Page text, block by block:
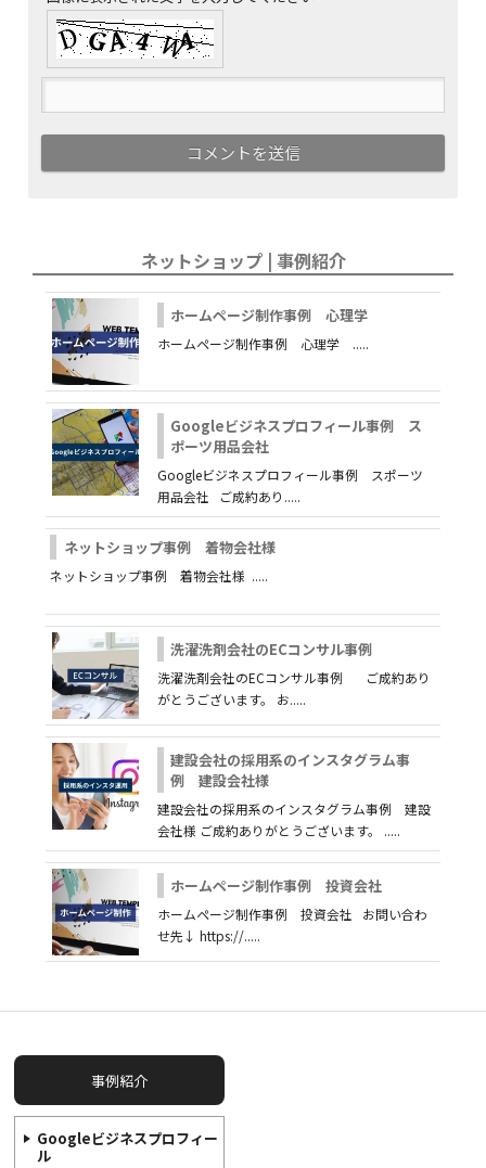
ネットショップ | 事例紹介
ホームページ制作事例 心理学
ホームページ制作事例 心理学 .....
Googleビジネスプロフィール事例 ス
ポーツ用品会社
Googleビジネスプロフィール事例 スポーツ
用品会社 ご成約あり.....
ネットショップ事例 着物会社様
ネットショップ事例 着物会社様 .....
洗濯洗剤会社のECコンサル事例
洗濯洗剤会社のECコンサル事例 ご成約あり
がとうございます。 お.....
建設会社の採用系のインスタグラム事
例 建設会社様
建設会社の採用系のインスタグラム事例 建設
会社様 ご成約ありがとうございます。 .....
ホームページ制作事例 投資会社
ホームページ制作事例 投資会社 お問い合わ
せ先↓ https://.....
事例紹介
Googleビジネスプロフィー
ル